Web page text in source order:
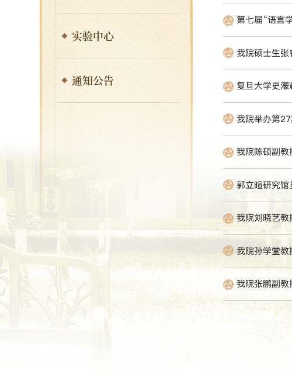
实验中心
通知公告
第七届“语言
我院硕士生
复旦大学史
我院举办第
我院陈硕副
郭立暄研究馆
我院刘晓艺
我院孙学堂
我院张鹏副